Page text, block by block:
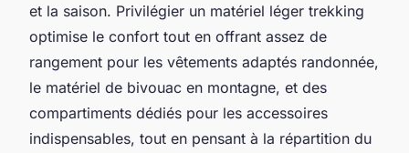
et la saison. Privilégier un matériel léger trekking
optimise le confort tout en offrant assez de
rangement pour les vêtements adaptés randonnée,
le matériel de bivouac en montagne, et des
compartiments dédiés pour les accessoires
indispensables, tout en pensant à la répartition du